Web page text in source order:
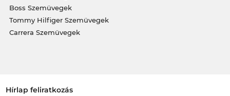
Boss Szemüvegek
Tommy Hilfiger Szemüvegek
Carrera Szemüvegek
Hírlap feliratkozás